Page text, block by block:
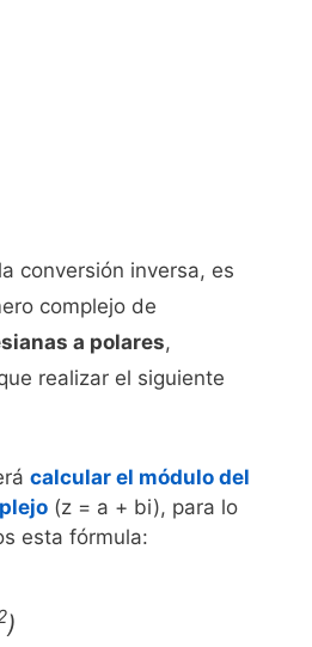
conversión inversa, es
complejo de
a polares,
realizar el siguiente
calcular el módulo del
(z = a + bi), para lo
esta fórmula:
)